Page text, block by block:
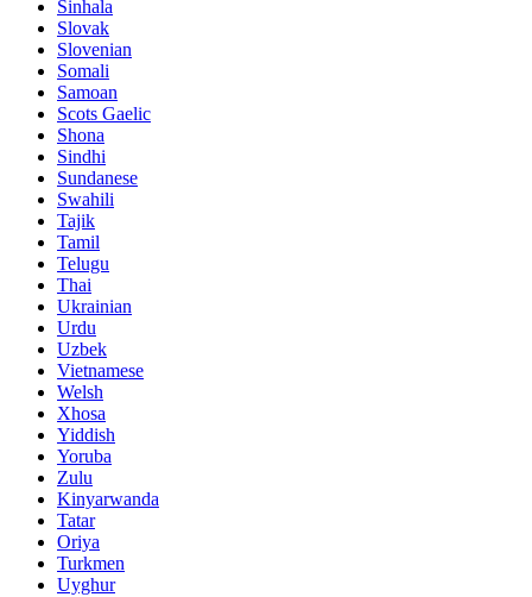
Sinhala
Slovak
Slovenian
Somali
Samoan
Scots Gaelic
Shona
Sindhi
Sundanese
Swahili
Tajik
Tamil
Telugu
Thai
Ukrainian
Urdu
Uzbek
Vietnamese
Welsh
Xhosa
Yiddish
Yoruba
Zulu
Kinyarwanda
Tatar
Oriya
Turkmen
Uyghur